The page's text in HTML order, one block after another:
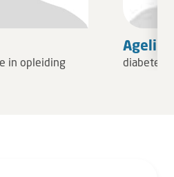
in opleiding